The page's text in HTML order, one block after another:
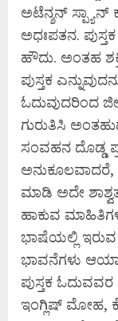
ಅಟೆನ್ಶನ್‌ ಸ್ಪ್ಯಾನ್‌
ಅಧಃಪತನ.
ಹೌದು. ಅಂತಹ
ಪುಸ್ತಕ
ಓದುವುದರಿಂದ
ಗುರುತಿಸಿ
ಸಂವಹನ ದೊಡ್ಡ
ಅನುಕೂಲವಾದರೆ,
ಮಾಡಿ ಅದೇ
ಹಾಕುವ
ಭಾಷೆಯಲ್ಲಿ ಇರುವ
ಭಾವನೆಗಳು ಆಯಾ
ಪುಸ್ತಕ
ಇಂಗ್ಲಿಷ್‌ ಮೋಹ,